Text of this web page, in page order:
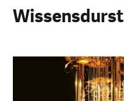
Wissensdurst